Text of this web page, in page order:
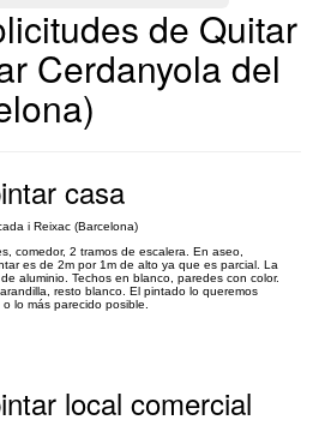
de Quitar
Cerdanyola del
casa
i Reixac (Barcelona)
comedor, 2 tramos de escalera. En aseo,
es de 2m por 1m de alto ya que es parcial. La
aluminio. Techos en blanco, paredes con color.
resto blanco. El pintado lo queremos
lo más parecido posible.
local comercial